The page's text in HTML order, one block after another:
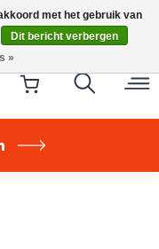
direct uit voorraad
met het gebruik van
Dit bericht verbergen
»